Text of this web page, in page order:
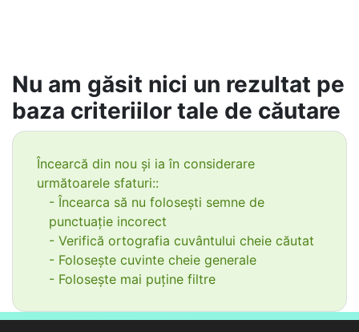
Nu am găsit nici un rezultat pe
baza criteriilor tale de căutare
Încearcă din nou și ia în considerare
următoarele sfaturi::
- Încearca să nu folosești semne de
punctuație incorect
- Verifică ortografia cuvântului cheie căutat
- Folosește cuvinte cheie generale
- Folosește mai puține filtre